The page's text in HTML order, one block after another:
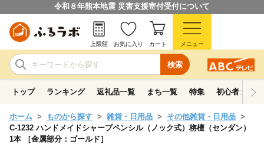
令和８年熊本地震 災害支援寄付受付について
検索
上限額 お気に入り カート メニュー
トップ ランキング 返礼品一覧 まち一覧 特集 初心者ガイド
ホーム ものから探す 雑貨・日用品
その他雑貨・日用品
C-1232 ハンドメイドシャープペンシル（ノック式）栴檀（センダン）
1本 ［金属部分：ゴールド］